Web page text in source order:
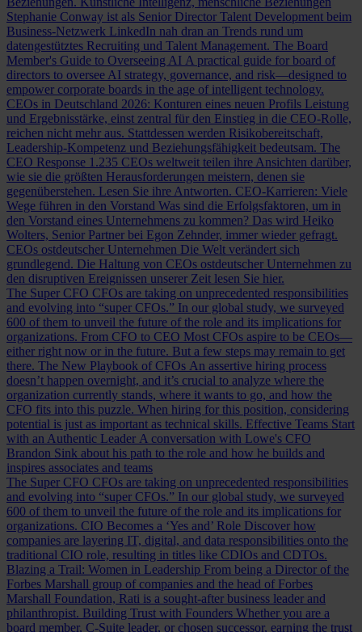
Stephanie Conway ist als Senior Director Talent Development beim
Business-Netzwerk LinkedIn nah dran an Trends rund um
datengestütztes Recruiting und Talent Management. The Board
Member's Guide to Overseeing AI A practical guide for board of
directors to oversee AI strategy, governance, and risk—designed to
empower corporate boards in the age of intelligent technology.
CEOs in Deutschland 2026: Konturen eines neuen Profils Leistung
und Ergebnisstärke, einst zentral für den Einstieg in die CEO-Rolle,
reichen nicht mehr aus. Stattdessen werden Risikobereitschaft,
Leadership-Kompetenz und Beziehungsfähigkeit bedeutsam. The
CEO Response 1.235 CEOs weltweit teilen ihre Ansichten darüber,
wie sie die größten Herausforderungen meistern, denen sie
gegenüberstehen. Lesen Sie ihre Antworten. CEO-Karrieren: Viele
Wege führen in den Vorstand Was sind die Erfolgsfaktoren, um in
den Vorstand eines Unternehmens zu kommen? Das wird Heiko
Wolters, Senior Partner bei Egon Zehnder, immer wieder gefragt.
CEOs ostdeutscher Unternehmen Die Welt verändert sich
grundlegend. Die Haltung von CEOs ostdeutscher Unternehmen zu
den disruptiven Ereignissen unserer Zeit lesen Sie hier.
The Super CFO CFOs are taking on unprecedented responsibilities
and evolving into “super CFOs.” In our global study, we surveyed
600 of them to unveil the future of the role and its implications for
organizations. From CFO to CEO Most CFOs aspire to be CEOs—
either right now or in the future. But a few steps may remain to get
there. The New Playbook of CFOs An assertive hiring process
doesn’t happen overnight, and it’s crucial to analyze where the
organization currently stands, where it wants to go, and how the
CFO fits into this puzzle. When hiring for this position, considering
potential is just as important as technical skills. Effective Teams Start
with an Authentic Leader A conversation with Lowe's CFO
Brandon Sink about his path to the role and how he builds and
inspires associates and teams
The Super CFO CFOs are taking on unprecedented responsibilities
and evolving into “super CFOs.” In our global study, we surveyed
600 of them to unveil the future of the role and its implications for
organizations. CIO Becomes a ‘Yes and’ Role Discover how
companies are layering IT, digital, and data responsibilities onto the
traditional CIO role, resulting in titles like CDIOs and CDTOs.
Blazing a Trail: Women in Leadership From being a Director of the
Forbes Marshall group of companies and the head of Forbes
Marshall Foundation, Rati is a sought-after business leader and
philanthropist. Building Trust with Founders Whether you are a
board member, C-Suite leader, or chosen successor, earning the trust